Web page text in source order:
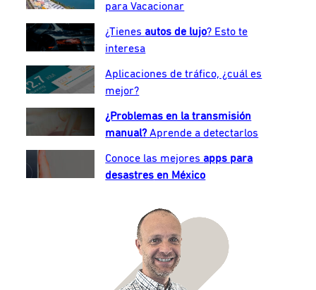
para Vacacionar
¿Tienes autos de lujo? Esto te
interesa
Aplicaciones de tráfico, ¿cuál es
mejor?
¿Problemas en la transmisión
manual?Aprende a detectarlos
Conoce las mejores apps para
desastres en México